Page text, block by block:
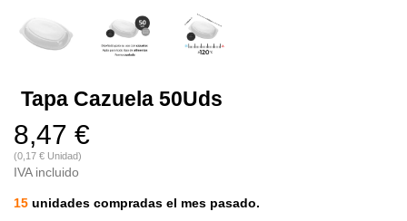
Tapa Cazuela 50Uds
8,47 €
(0,17 € Unidad)
IVA incluido
15 unidades compradas el mes pasado.